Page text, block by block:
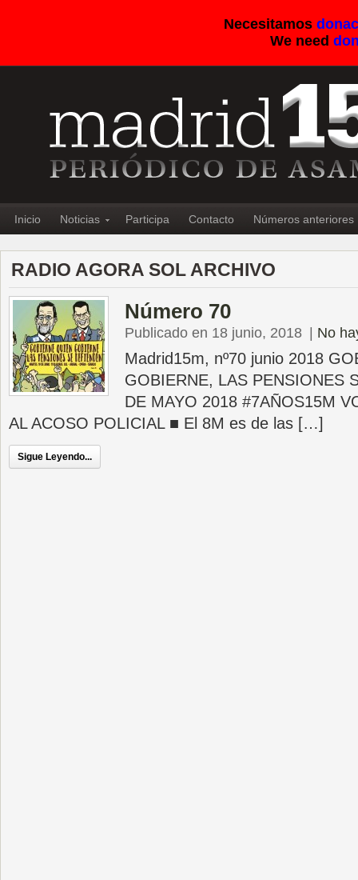
Necesitamos
We need
Inicio Noticias Participa Contacto Números anteriores
RADIO AGORA SOL ARCHIVO
Número 70
Publicado en 18 junio, 2018 No
Madrid15m, nº70 junio 2018
GOBIERNE, LAS PENSIONES
DE MAYO 2018 #7AÑOS15M
AL ACOSO POLICIAL ■ El 8M es de las […]
Sigue Leyendo...